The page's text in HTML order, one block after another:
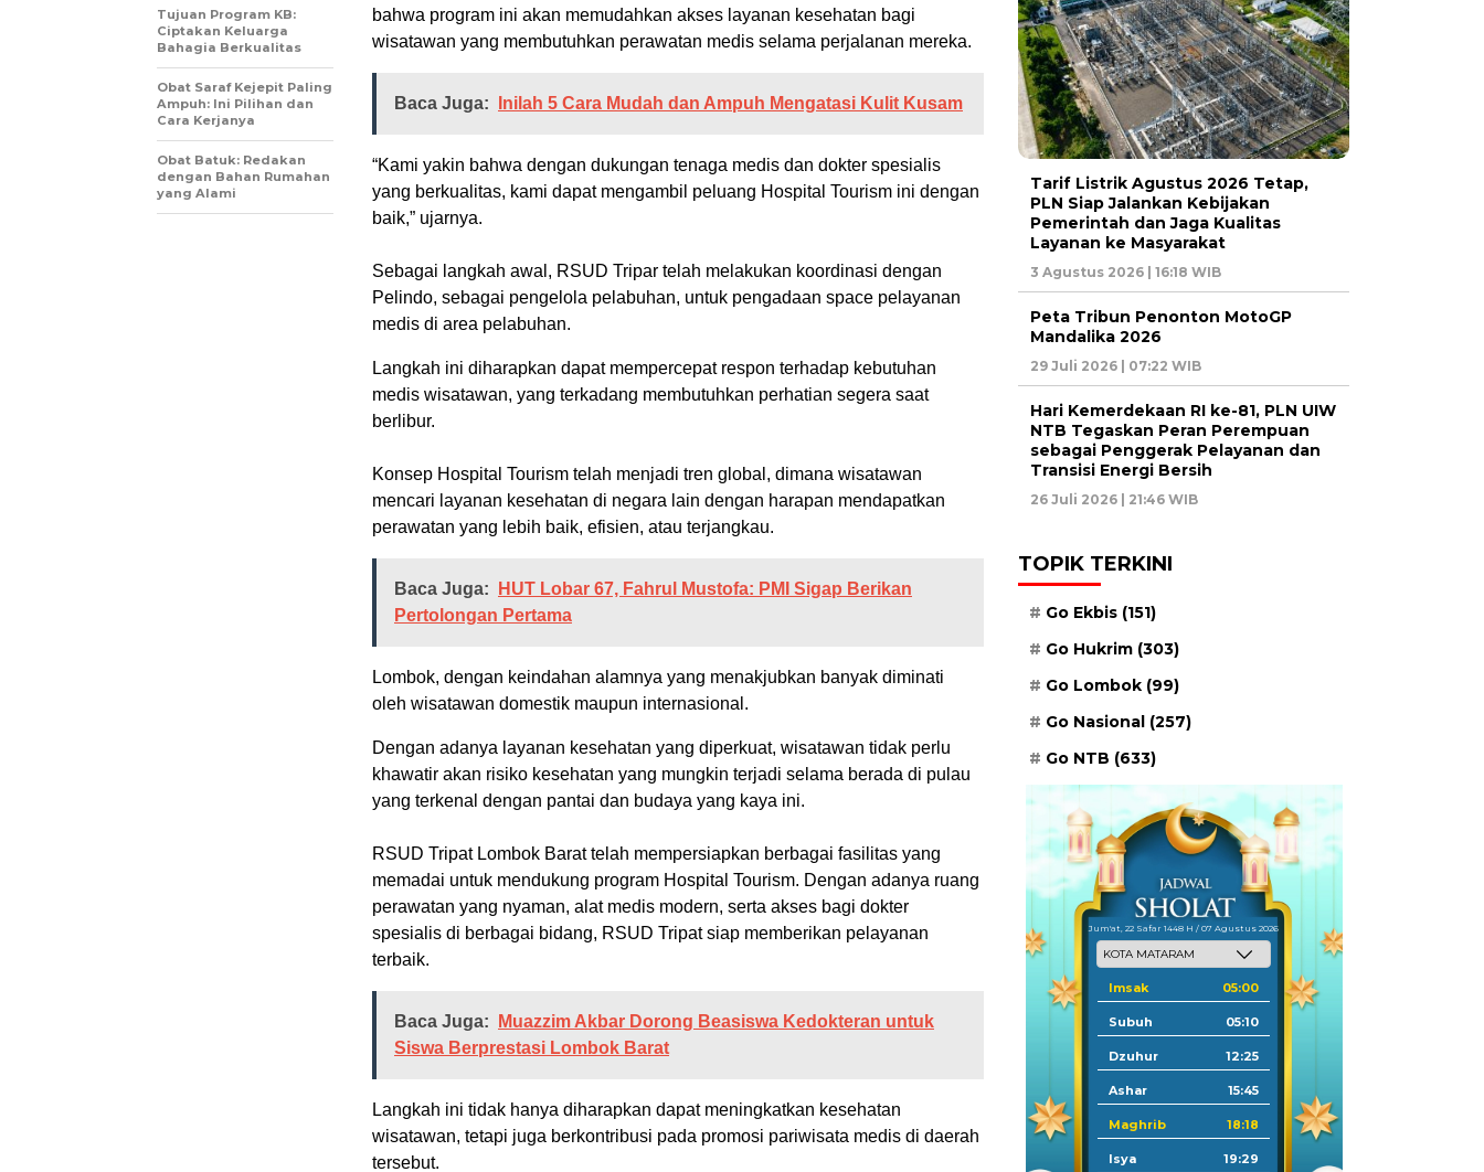
bahwa program ini akan memudahkan akses layanan kesehatan bagi
wisatawan yang membutuhkan perawatan medis selama perjalanan mereka.
Baca Juga: Inilah 5 Cara Mudah dan Ampuh Mengatasi Kulit Kusam
“Kami yakin bahwa dengan dukungan tenaga medis dan dokter spesialis
yang berkualitas, kami dapat mengambil peluang Hospital Tourism ini dengan
baik,” ujarnya.
Sebagai langkah awal, RSUD Tripar telah melakukan koordinasi dengan
Pelindo, sebagai pengelola pelabuhan, untuk pengadaan space pelayanan
medis di area pelabuhan.
Langkah ini diharapkan dapat mempercepat respon terhadap kebutuhan
medis wisatawan, yang terkadang membutuhkan perhatian segera saat
berlibur.
Konsep Hospital Tourism telah menjadi tren global, dimana wisatawan
mencari layanan kesehatan di negara lain dengan harapan mendapatkan
perawatan yang lebih baik, efisien, atau terjangkau.
Baca Juga:
HUT Lobar 67, Fahrul Mustofa: PMI Sigap Berikan
Pertolongan Pertama
Lombok, dengan keindahan alamnya yang menakjubkan banyak diminati
oleh wisatawan domestik maupun internasional.
Dengan adanya layanan kesehatan yang diperkuat, wisatawan tidak perlu
khawatir akan risiko kesehatan yang mungkin terjadi selama berada di pulau
yang terkenal dengan pantai dan budaya yang kaya ini.
RSUD Tripat Lombok Barat telah mempersiapkan berbagai fasilitas yang
memadai untuk mendukung program Hospital Tourism. Dengan adanya ruang
perawatan yang nyaman, alat medis modern, serta akses bagi dokter
spesialis di berbagai bidang, RSUD Tripat siap memberikan pelayanan
terbaik.
Baca Juga:
Muazzim Akbar Dorong Beasiswa Kedokteran untuk
Siswa Berprestasi Lombok Barat
Langkah ini tidak hanya diharapkan dapat meningkatkan kesehatan
wisatawan, tetapi juga berkontribusi pada promosi pariwisata medis di daerah
tersebut.
Tujuan Program KB:
Ciptakan Keluarga
Bahagia Berkualitas
Obat Saraf Kejepit Paling
Ampuh: Ini Pilihan dan
Cara Kerjanya
Obat Batuk: Redakan
dengan Bahan Rumahan
yang Alami
Tarif Listrik Agustus 2026 Tetap,
PLN Siap Jalankan Kebijakan
Pemerintah dan Jaga Kualitas
Layanan ke Masyarakat
3 Agustus 2026 | 16:18 WIB
Peta Tribun Penonton MotoGP
Mandalika 2026
29 Juli 2026 | 07:22 WIB
Hari Kemerdekaan RI ke-81, PLN UIW
NTB Tegaskan Peran Perempuan
sebagai Penggerak Pelayanan dan
Transisi Energi Bersih
26 Juli 2026 | 21:46 WIB
TOPIK TERKINI
Go Ekbis (151)
Go Hukrim (303)
Go Lombok (99)
Go Nasional (257)
Go NTB (633)
Jum'at, 22 Safar 1448 H / 07 Agustus 2026
Imsak 05:00
Subuh 05:10
Dzuhur 12:25
Ashar 15:45
Maghrib 18:18
Isya 19:29